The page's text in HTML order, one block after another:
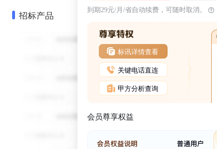
招标产品 到期29元/月/省自动续费，可随时取消。
标讯详情查看
关键电话直连
甲方分析查询
会员尊享权益